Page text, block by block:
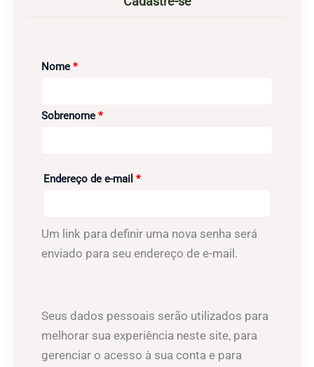
Nome *Obrigatório
Sobrenome *Obrigatório
Endereço de e-mail *Obrigatório
Um link para definir uma nova senha será
enviado para seu endereço de e-mail.
Seus dados pessoais serão utilizados para
melhorar sua experiência neste site, para
gerenciar o acesso à sua conta e para